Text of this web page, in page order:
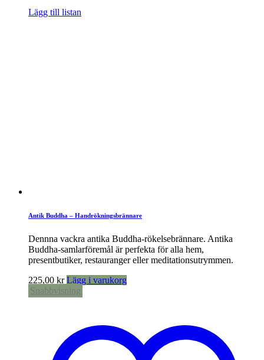
Lägg till listan
Antik Buddha – Handrökningsbrännare
Dennna vackra antika Buddha-rökelsebrännare. Antika
Buddha-samlarföremål är perfekta för alla hem,
presentbutiker, restauranger eller meditationsutrymmen.
225,00 kr Lägg i varukorg
Snabbvisning